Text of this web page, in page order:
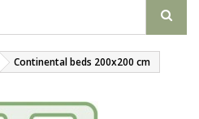
Continental beds 200x200 cm